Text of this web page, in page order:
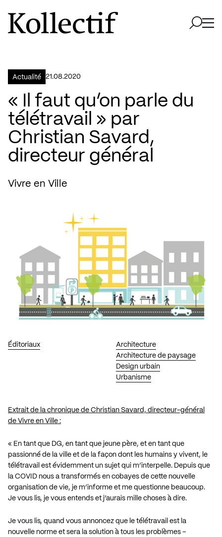
Aller à la page d'accueil
Logo Kollectif
Actualité 21.08.2020
« Il faut qu’on parle du
télétravail » par
Christian Savard,
directeur général
Vivre en Ville
Éditoriaux
Architecture
Architecture de paysage
Design urbain
Urbanisme
Extrait de la chronique de Christian Savard, directeur-général
de Vivre en Ville :
« En tant que DG, en tant que jeune père, et en tant que
passionné de la ville et de la façon dont les humains y vivent, le
télétravail est évidemment un sujet qui m’interpelle. Depuis que
la COVID nous a transformés en cobayes de cette nouvelle
organisation de vie, je m’informe et me questionne beaucoup.
Je vous lis, je vous entends et j’aurais mille choses à dire.
Je vous lis, quand vous annoncez que le télétravail est la
nouvelle norme et sera la solution à tous les problèmes –